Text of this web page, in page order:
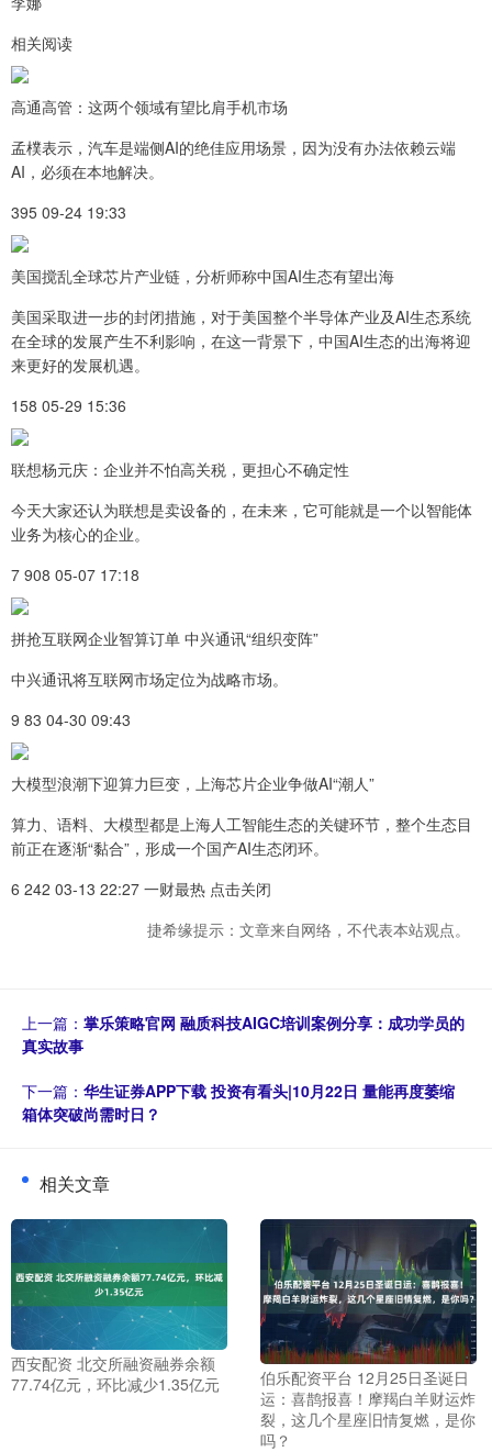
相关阅读
高通高管：这两个领域有望比肩手机市场
孟樸表示，汽车是端侧AI的绝佳应用场景，因为没有办法依赖云端
AI，必须在本地解决。
395 09-24 19:33
美国搅乱全球芯片产业链，分析师称中国AI生态有望出海
美国采取进一步的封闭措施，对于美国整个半导体产业及AI生态系统
在全球的发展产生不利影响，在这一背景下，中国AI生态的出海将迎
来更好的发展机遇。
158 05-29 15:36
联想杨元庆：企业并不怕高关税，更担心不确定性
今天大家还认为联想是卖设备的，在未来，它可能就是一个以智能体
业务为核心的企业。
7 908 05-07 17:18
拼抢互联网企业智算订单 中兴通讯“组织变阵”
中兴通讯将互联网市场定位为战略市场。
9 83 04-30 09:43
大模型浪潮下迎算力巨变，上海芯片企业争做AI“潮人”
算力、语料、大模型都是上海人工智能生态的关键环节，整个生态目
前正在逐渐“黏合”，形成一个国产AI生态闭环。
6 242 03-13 22:27 一财最热 点击关闭
捷希缘提示：文章来自网络，不代表本站观点。
上一篇： 掌乐策略官网 融质科技AIGC培训案例分享：成功学员的
真实故事
下一篇： 华生证券APP下载 投资有看头|10月22日 量能再度萎缩
箱体突破尚需时日？
相关文章
西安配资 北交所融资融券余额
77.74亿元，环比减少1.35亿元
伯乐配资平台 12月25日圣诞日
运：喜鹊报喜！摩羯白羊财运炸
裂，这几个星座旧情复燃，是你
吗？